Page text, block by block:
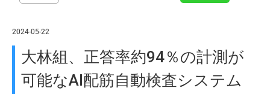
2024-05-22
大林組、正答率約94％の計測が
可能なAI配筋自動検査システム